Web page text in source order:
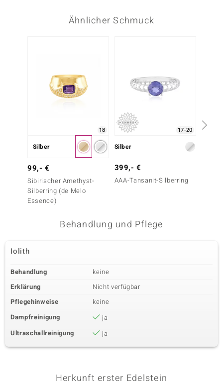
Ähnlicher Schmuck
18
Silber
99,- €
Sibirischer Amethyst-
Silberring (de Melo
Essence)
17-20
Silber
399,- €
AAA-Tansanit-Silberring
Behandlung und Pflege
Iolith
Behandlung
keine
Erklärung
Nicht verfügbar
Pflegehinweise
keine
Dampfreinigung
ja
Ultraschallreinigung
ja
Herkunft erster Edelstein